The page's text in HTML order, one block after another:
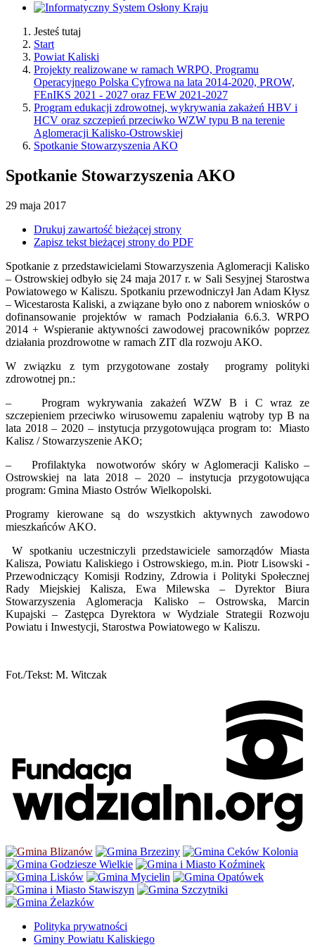
Jesteś tutaj
Start
Powiat Kaliski
Projekty realizowane w ramach WRPO, Programu
Operacyjnego Polska Cyfrowa na lata 2014-2020, PROW,
FEnIKS 2021 - 2027 oraz FEW 2021-2027
Program edukacji zdrowotnej, wykrywania zakażeń HBV i
HCV oraz szczepień przeciwko WZW typu B na terenie
Aglomeracji Kalisko-Ostrowskiej
Spotkanie Stowarzyszenia AKO
Spotkanie Stowarzyszenia AKO
29 maja 2017
Drukuj zawartość bieżącej strony
Zapisz tekst bieżącej strony do PDF
Spotkanie z przedstawicielami Stowarzyszenia Aglomeracji Kalisko
– Ostrowskiej odbyło się 24 maja 2017 r. w Sali Sesyjnej Starostwa
Powiatowego w Kaliszu. Spotkaniu przewodniczył Jan Adam Kłysz
– Wicestarosta Kaliski, a związane było ono z naborem wniosków o
dofinansowanie projektów w ramach Podziałania 6.6.3. WRPO
2014 + Wspieranie aktywności zawodowej pracowników poprzez
działania prozdrowotne w ramach ZIT dla rozwoju AKO.
W związku z tym przygotowane zostały programy polityki
zdrowotnej pn.:
– Program wykrywania zakażeń WZW B i C wraz ze
szczepieniem przeciwko wirusowemu zapaleniu wątroby typ B na
lata 2018 – 2020 – instytucja przygotowująca program to: Miasto
Kalisz / Stowarzyszenie AKO;
– Profilaktyka nowotworów skóry w Aglomeracji Kalisko –
Ostrowskiej na lata 2018 – 2020 – instytucja przygotowująca
program: Gmina Miasto Ostrów Wielkopolski.
Programy kierowane są do wszystkich aktywnych zawodowo
mieszkańców AKO.
W spotkaniu uczestniczyli przedstawiciele samorządów Miasta
Kalisza, Powiatu Kaliskiego i Ostrowskiego, m.in. Piotr Lisowski -
Przewodniczący Komisji Rodziny, Zdrowia i Polityki Społecznej
Rady Miejskiej Kalisza, Ewa Milewska – Dyrektor Biura
Stowarzyszenia Aglomeracja Kalisko – Ostrowska, Marcin
Kupajski – Zastępca Dyrektora w Wydziale Strategii Rozwoju
Powiatu i Inwestycji, Starostwa Powiatowego w Kaliszu.
Fot./Tekst: M. Witczak
Polityka prywatności
Gminy Powiatu Kaliskiego